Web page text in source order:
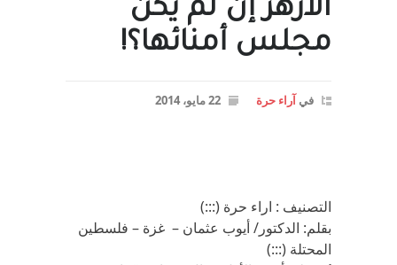
الأزهر إن لم يكن
مجلس أمنائها؟!
فيآراء حرة 22 مايو، 2014
التصنيف : اراء حرة (:::)
بقلم: الدكتور/ أيوب عثمان – غزة – فلسطين
المحتلة (:::)